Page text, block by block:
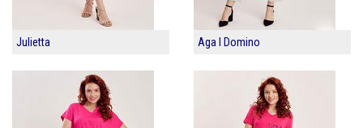
Julietta Aga I Domino